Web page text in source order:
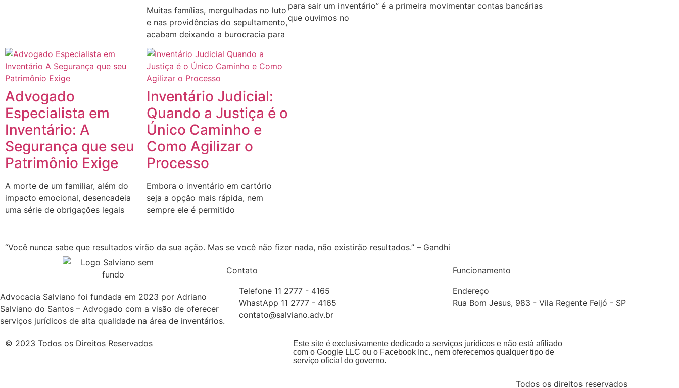
Muitas famílias, mergulhadas no luto
e nas providências do sepultamento,
acabam deixando a burocracia para
para sair um inventário” é a primeira
que ouvimos no
movimentar contas bancárias
Advogado
Especialista em
Inventário: A
Segurança que seu
Patrimônio Exige
A morte de um familiar, além do
impacto emocional, desencadeia
uma série de obrigações legais
Inventário Judicial:
Quando a Justiça é o
Único Caminho e
Como Agilizar o
Processo
Embora o inventário em cartório
seja a opção mais rápida, nem
sempre ele é permitido
“Você nunca sabe que resultados virão da sua ação. Mas se você não fizer nada, não existirão resultados.” – Gandhi
Advocacia Salviano foi fundada em 2023 por Adriano
Salviano do Santos – Advogado com a visão de oferecer
serviços jurídicos de alta qualidade na área de inventários.
Contato
Telefone 11 2777 - 4165
WhastApp 11 2777 - 4165
contato@salviano.adv.br
Funcionamento
Endereço
Rua Bom Jesus, 983 - Vila Regente Feijó - SP
© 2023 Todos os Direitos Reservados
Este site é exclusivamente dedicado a serviços jurídicos e não está afiliado
com o Google LLC ou o Facebook Inc., nem oferecemos qualquer tipo de
serviço oficial do governo.
Todos os direitos reservados